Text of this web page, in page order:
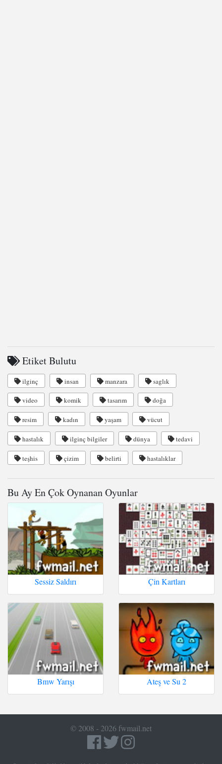
Etiket Bulutu
ilginç insan manzara saglık
video komik tasarım doğa
resim kadın yaşam vücut
hastalık ilginç bilgiler dünya tedavi
teşhis çizim belirti hastalıklar
Bu Ay En Çok Oynanan Oyunlar
Sessiz Saldırı Çin Kartları
Bmw Yarışı Ateş ve Su 2
© 2008 - 2026 fwmail.net